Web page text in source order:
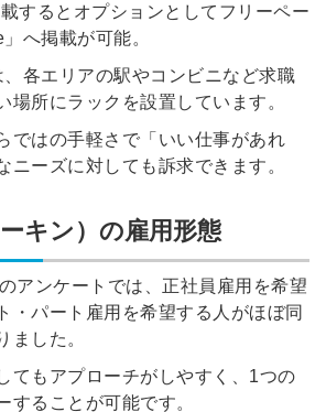
するとオプションとしてフリーペー
へ掲載が可能。
、各エリアの駅やコンビニなど求職
場所にラックを設置しています。
ではの手軽さで「いい仕事があれ
ニーズに対しても訴求できます。
キン）の雇用形態
アンケートでは、正社員雇用を希望
・パート雇用を希望する人がほぼ同
ました。
てもアプローチがしやすく、1つの
することが可能です。